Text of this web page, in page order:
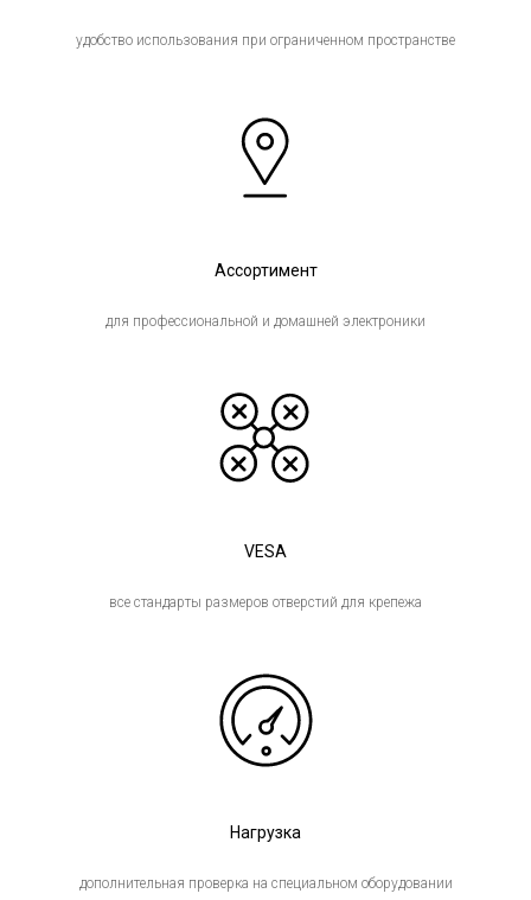
удобство использования при ограниченном пространстве
Ассортимент
для профессиональной и домашней электроники
VESA
все стандарты размеров отверстий для крепежа
Нагрузка
дополнительная проверка на специальном оборудовании